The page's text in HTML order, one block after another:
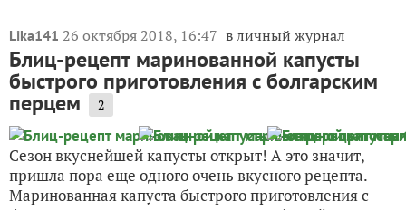
Lika141 26 октября 2018, 16:47 в личный журнал
Блиц-рецепт маринованной капусты
быстрого приготовления с болгарским
перцем 2
Сезон вкуснейшей капусты открыт! А это значит,
пришла пора еще одного очень вкусного рецепта.
Маринованная капуста быстрого приготовления с